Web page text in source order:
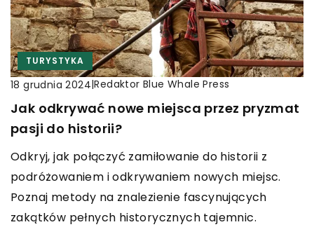
TURYSTYKA
18 grudnia 2024|Redaktor Blue Whale Press
Jak odkrywać nowe miejsca przez pryzmat
pasji do historii?
Odkryj, jak połączyć zamiłowanie do historii z
podróżowaniem i odkrywaniem nowych miejsc.
Poznaj metody na znalezienie fascynujących
zakątków pełnych historycznych tajemnic.